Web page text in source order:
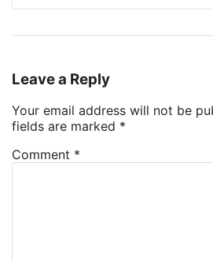
Leave a Reply
Your email address will not be
fields are marked *
Comment *